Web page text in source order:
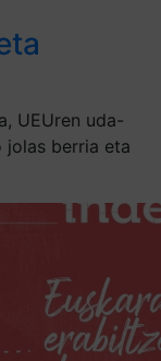
UEUren uda-
jolas berria eta